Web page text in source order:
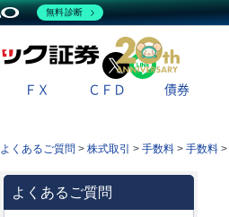
X
ＦＸ ＣＦＤ 債券
よくあるご質問 > 株式取引 > 手数料 > 手数料 >
よくあるご質問
無料診断